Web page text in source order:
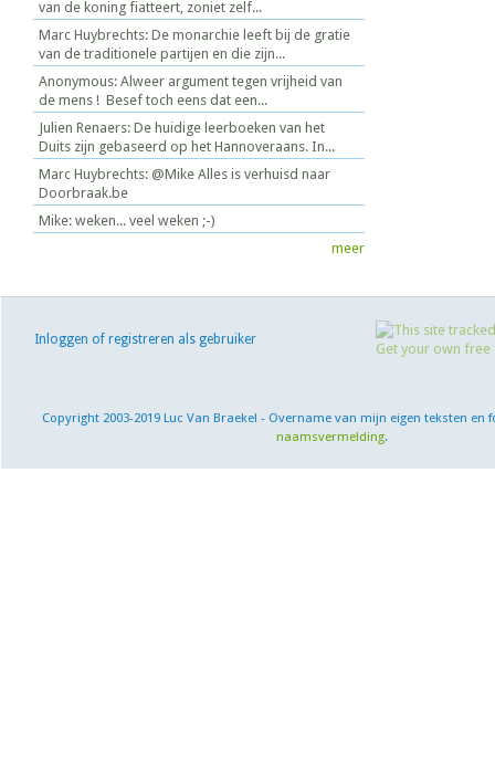
van de koning fiatteert, zoniet zelf...
Marc Huybrechts: De monarchie leeft bij de gratie
van de traditionele partijen en die zijn...
Anonymous: Alweer argument tegen vrijheid van
de mens ! Besef toch eens dat een...
Julien Renaers: De huidige leerboeken van het
Duits zijn gebaseerd op het Hannoveraans. In...
Marc Huybrechts: @Mike Alles is verhuisd naar
Doorbraak.be
Mike: weken... veel weken ;-)
meer
Inloggen of registreren als gebruiker
Copyright 2003-2019 Luc Van Braekel - Overname van mijn eigen teksten en
naamsvermelding.